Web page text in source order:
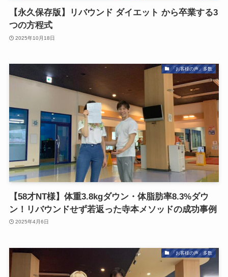
【永久保存版】リバウンド ダイエット から卒業する3
つの方程式
2025年10月18日
「お客様の声」多数
【58才NT様】体重3.8kgダウン・体脂肪率8.3%ダウ
ン！リバウンドせず若返った寺本メソッドの成功事例
2025年4月6日
「お客様の声」多数